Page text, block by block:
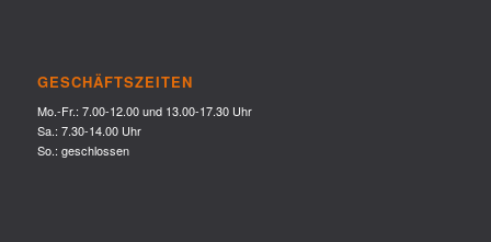
GESCHÄFTSZEITEN
Mo.-Fr.: 7.00-12.00 und 13.00-17.30 Uhr
Sa.: 7.30-14.00 Uhr
So.: geschlossen